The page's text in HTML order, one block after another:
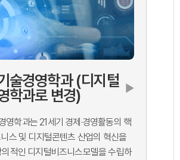
술경영학과 (디지털
학과로 변경)
▶
영학과는 21세기 경제·경영활동의 핵
스 및 디지털콘텐츠 산업의 혁신을
적인 디지털비즈니스모델을 수립하